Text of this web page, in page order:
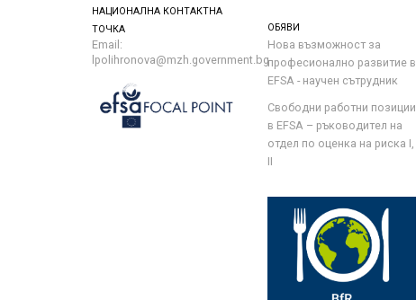
НАЦИОНАЛНА КОНТАКТНА
ТОЧКА
Email:
lpolihronova@mzh.government.bg
ОБЯВИ
Нова възможност за
професионално развитие в
EFSA - научен сътрудник
Свободни работни позиции
в EFSA – ръководител на
отдел по оценка на риска I,
II